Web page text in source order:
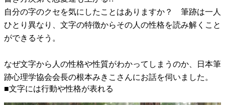
自分の字のクセを気にしたことはありますか？ 筆跡は一人
ひとり異なり、文字の特徴からその人の性格を読み解くこと
ができるそう。
なぜ文字から人の性格や性質がわかってしまうのか、日本筆
跡心理学協会会長の根本みきこさんにお話を伺いました。
■文字には行動や性格が表れる